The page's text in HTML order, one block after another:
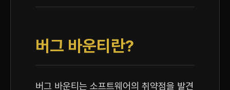
버그 바운티란?
버그 바운티는 소프트웨어의 취약점을 발견